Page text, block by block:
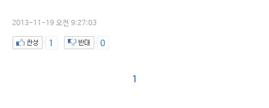
2013-11-19 오전 9:27:03
1 0
1